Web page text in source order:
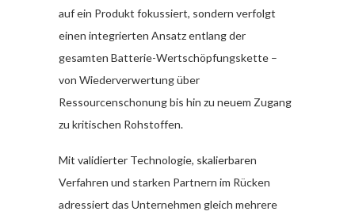
auf ein Produkt fokussiert, sondern verfolgt
einen integrierten Ansatz entlang der
gesamten Batterie-Wertschöpfungskette –
von Wiederverwertung über
Ressourcenschonung bis hin zu neuem Zugang
zu kritischen Rohstoffen.
Mit validierter Technologie, skalierbaren
Verfahren und starken Partnern im Rücken
adressiert das Unternehmen gleich mehrere